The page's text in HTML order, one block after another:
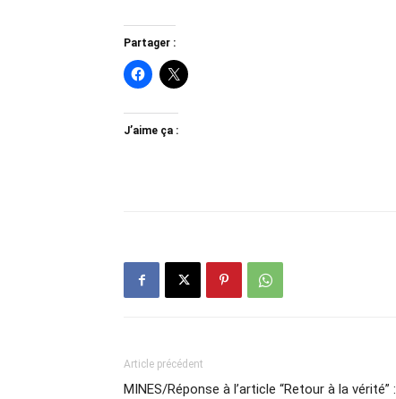
Partager :
J’aime ça :
Article précédent
MINES/Réponse à l’article “Retour à la vérité” :